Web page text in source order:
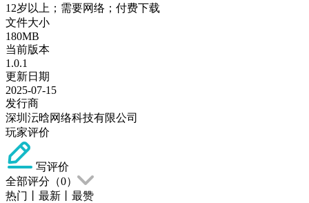
12岁以上；需要网络；付费下载
文件大小
180MB
当前版本
1.0.1
更新日期
2025-07-15
发行商
深圳沄晗网络科技有限公司
玩家评价
写评价
全部评分（0）
热门
最新
最赞